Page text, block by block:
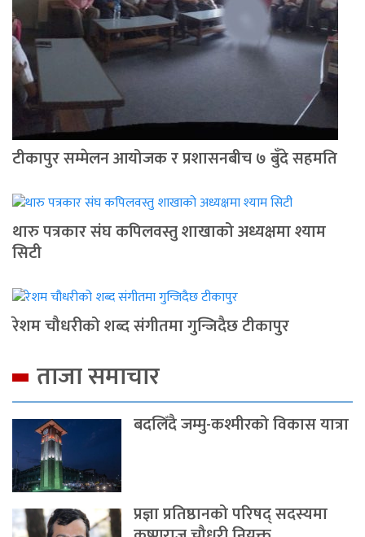
टीकापुर सम्मेलन आयोजक र प्रशासनबीच ७ बुँदे सहमति
थारु पत्रकार संघ कपिलवस्तु शाखाको अध्यक्षमा श्याम
सिटी
रेशम चौधरीको शब्द संगीतमा गुन्जिदैछ टीकापुर
ताजा समाचार
बदलिँदै जम्मु-कश्मीरको विकास यात्रा
प्रज्ञा प्रतिष्ठानको परिषद् सदस्यमा